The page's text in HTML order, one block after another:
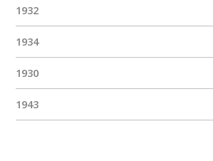
Museos Nacionales de Reproducciones
1932
1934
1930
1943